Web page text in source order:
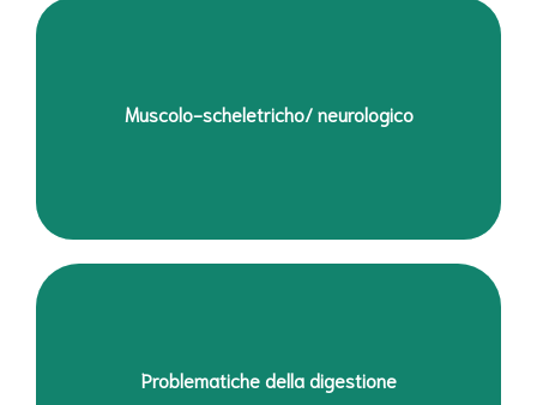
Muscolo-scheletricho/ neurologico
ecc.. nei bambini e sovraccarico anomalo negli adulti con
Problematiche della digestione
ecc.. nei bambini e sovraccarico anomalo negli adulti con